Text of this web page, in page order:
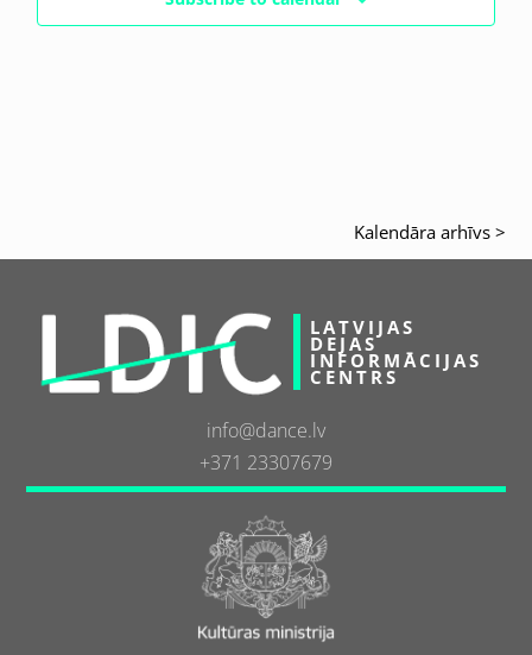
Kalendāra arhīvs >
LATVIJAS
DEJAS
INFORMĀCIJAS
CENTRS
info@dance.lv
+371 23307679